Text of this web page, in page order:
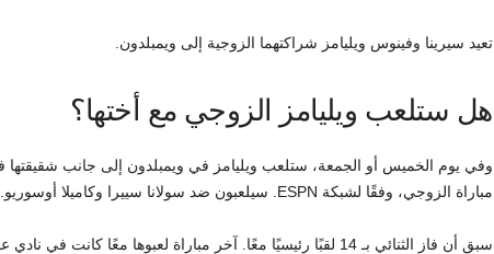
تعيد سيرينا وفينوس ويليامز شراكتهما الزوجية إلى ويمبلدون.
هل ستلعب ويليامز الزوجي مع أختها؟
مباراة الزوجي، وفقًا لشبكة ESPN. سيلعبون ضد سولانا سييرا وكاميلا أوسوريو.
سبق أن فاز الثنائي بـ 14 لقبًا رئيسيًا معًا. آخر مباراة لعبوها معًا كانت في نادي عموم إنجلترا في عام 2016.